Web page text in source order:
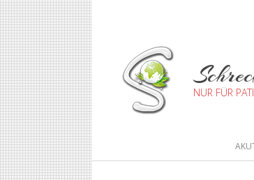
NUR FÜR